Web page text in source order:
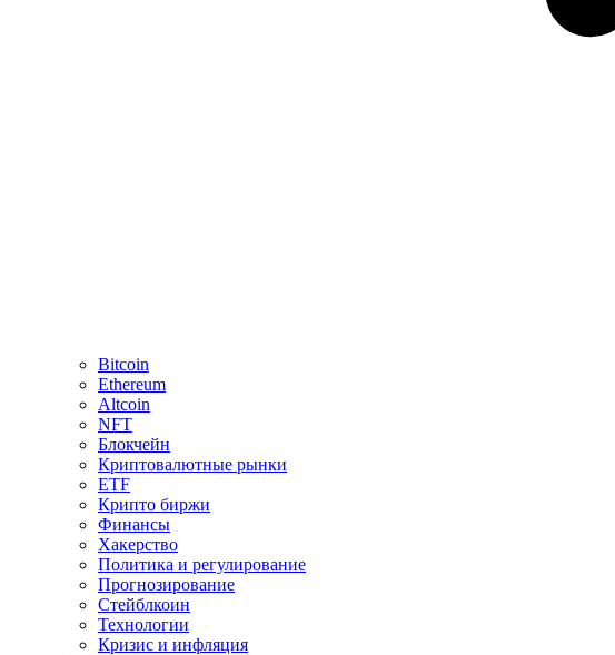
Bitcoin
Ethereum
Altcoin
NFT
Блокчейн
Криптовалютные рынки
ETF
Крипто биржи
Финансы
Хакерство
Политика и регулирование
Прогнозирование
Стейблкоин
Технологии
Кризис и инфляция